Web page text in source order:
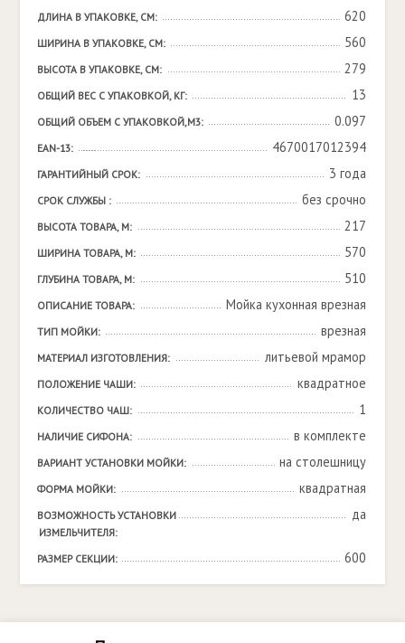
ДЛИНА В УПАКОВКЕ, СМ: 620
ШИРИНА В УПАКОВКЕ, СМ: 560
ВЫСОТА В УПАКОВКЕ, СМ: 279
ОБЩИЙ ВЕС С УПАКОВКОЙ, КГ: 13
ОБЩИЙ ОБЪЕМ С УПАКОВКОЙ,М3: 0.097
EAN-13: 4670017012394
ГАРАНТИЙНЫЙ СРОК: 3 года
СРОК СЛУЖБЫ : без срочно
ВЫСОТА ТОВАРА, М: 217
ШИРИНА ТОВАРА, М: 570
ГЛУБИНА ТОВАРА, М: 510
ОПИСАНИЕ ТОВАРА: Мойка кухонная врезная
ТИП МОЙКИ: врезная
МАТЕРИАЛ ИЗГОТОВЛЕНИЯ: литьевой мрамор
ПОЛОЖЕНИЕ ЧАШИ: квадратное
КОЛИЧЕСТВО ЧАШ: 1
НАЛИЧИЕ СИФОНА: в комплекте
ВАРИАНТ УСТАНОВКИ МОЙКИ: на столешницу
ФОРМА МОЙКИ: квадратная
ВОЗМОЖНОСТЬ УСТАНОВКИ
ИЗМЕЛЬЧИТЕЛЯ:
да
РАЗМЕР СЕКЦИИ: 600